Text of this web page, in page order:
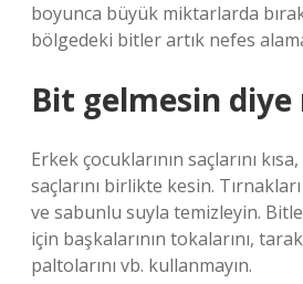
boyunca büyük miktarlarda
bölgedeki bitler artık nefes
Bit gelmesin diye
Erkek çocuklarının saçlarını
saçlarını birlikte kesin.
ve sabunlu suyla temizleyin.
için başkalarının tokalarını,
paltolarını vb. kullanmayın.